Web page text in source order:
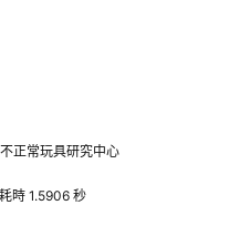
不正常玩具研究中心
時 1.5906 秒